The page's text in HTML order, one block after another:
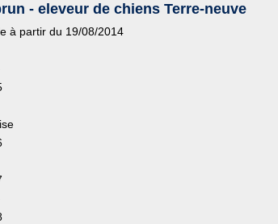
- eleveur de chiens Terre-neuve
à partir du 19/08/2014